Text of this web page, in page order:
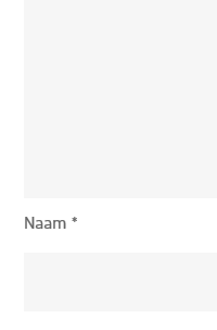
Naam*